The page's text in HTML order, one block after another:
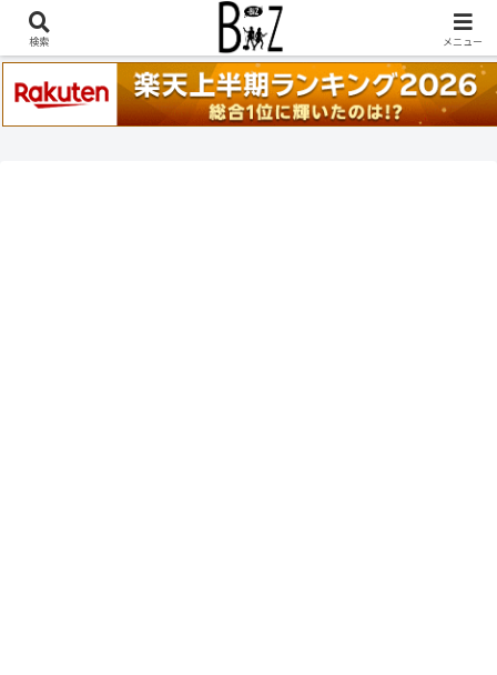
稲葉浩志『en-Zepp』『enⅣ』セトリ一覧はこちら
検索 メニュー